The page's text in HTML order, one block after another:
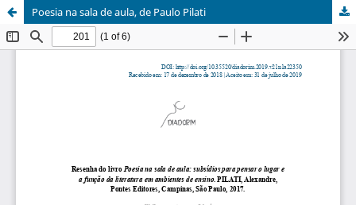
Poesia na sala de aula, de Paulo Pilati